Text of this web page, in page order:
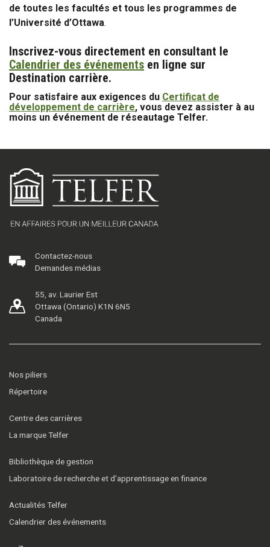
de toutes les facultés et tous les programmes de
l’Université d’Ottawa.
Inscrivez-vous directement en consultant le
Calendrier des événements en ligne sur
Destination carrière.
Pour satisfaire aux exigences du Certificat de
développement de carrière, vous devez assister à au
moins un événement de réseautage Telfer.
Contactez-nous
Demandes médias
55, av. Laurier Est
Ottawa (Ontario) K1N 6N5
Canada
Nos piliers
Répertoire
Centre des carrières
La marque Telfer
Bibliothèque de gestion
Laboratoire de recherche et d’apprentissage en finance
Actualités Telfer
Calendrier des événements